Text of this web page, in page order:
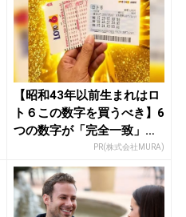
【昭和43年以前生まれはロ
ト６この数字を買うべき】6
つの数字が「完全一致」す
PR(株式会社MURA)